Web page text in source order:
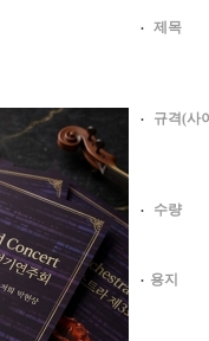
제목
규격(사
수량
용지